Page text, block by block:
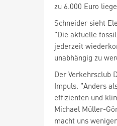
zu 6.000 Euro
Schneider sieht
"Die aktuelle
jederzeit
unabhängig zu
Der Verkehrsclub
Impuls. "Anders
effizienten und
Michael Müller-
macht uns